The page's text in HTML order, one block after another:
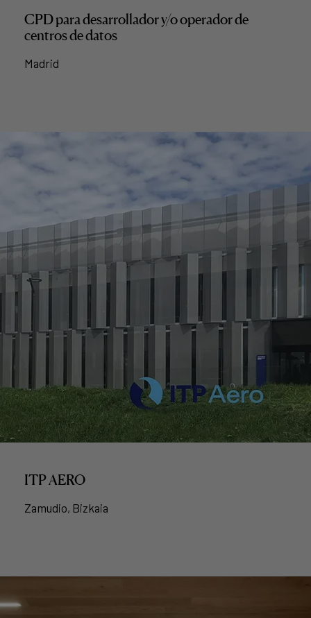
CPD para desarrollador y/o operador de
centros de datos
Madrid
ITP AERO
Zamudio, Bizkaia